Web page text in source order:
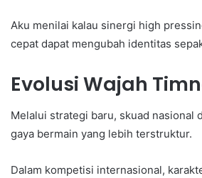
Aku menilai kalau sinergi high
cepat dapat mengubah identitas
Evolusi Wajah
Melalui strategi baru, skuad nasional
gaya bermain yang lebih terstruktur.
Dalam kompetisi internasional,